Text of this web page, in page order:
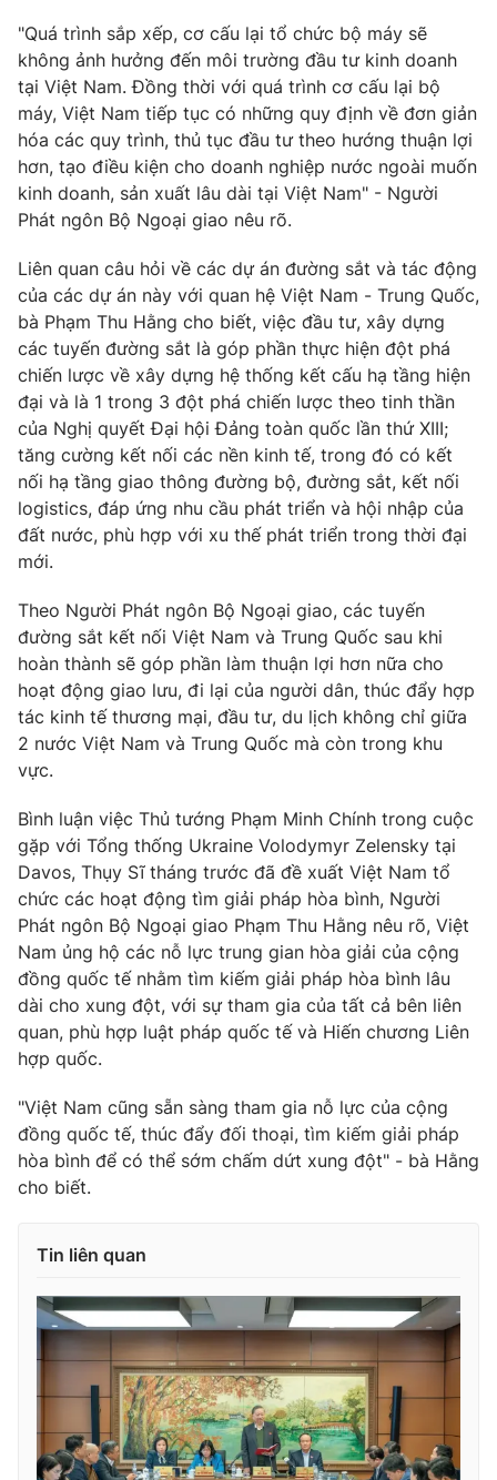
Thị trường
Tư vấn
Lịch phát sóng
Chuyên mục khác
Emagazine Podcast
Video Shorts video
VTV Money VTV Thể thao
VTV Sức khoẻ Bất động sản
Thị trường 24h Tấm lòng Việt
VTV4
VTV9 VTV8
Liên hệ tòa soạn English
THỜI BÁO VTV
Theo dõi báo trên
Cơ quan chủ quản:Đài Truyền hình Việt Nam
Cơ quan báo chí:Thời báo VTV
Giấy phép hoạt động báo in và báo điện tử số 483/GP-BTTTT
cấp ngày 29/12/2023
Vũ Thanh Thủy
Phó Tổng Biên tập:
Nguyễn Thị Mỹ Hạnh, Phạm Quốc Thắng,
Nguyễn Trọng Ninh
Tổng đài VTV:
Liên hệ quảng cáo:
"Quá trình sắp xếp, cơ cấu lại tổ chức bộ máy sẽ
không ảnh hưởng đến môi trường đầu tư kinh doanh
tại Việt Nam. Đồng thời với quá trình cơ cấu lại bộ
máy, Việt Nam tiếp tục có những quy định về đơn giản
hóa các quy trình, thủ tục đầu tư theo hướng thuận lợi
hơn, tạo điều kiện cho doanh nghiệp nước ngoài muốn
kinh doanh, sản xuất lâu dài tại Việt Nam" - Người
Phát ngôn Bộ Ngoại giao nêu rõ.
Liên quan câu hỏi về các dự án đường sắt và tác động
của các dự án này với quan hệ Việt Nam - Trung Quốc,
bà Phạm Thu Hằng cho biết, việc đầu tư, xây dựng
các tuyến đường sắt là góp phần thực hiện đột phá
chiến lược về xây dựng hệ thống kết cấu hạ tầng hiện
đại và là 1 trong 3 đột phá chiến lược theo tinh thần
của Nghị quyết Đại hội Đảng toàn quốc lần thứ XIII;
tăng cường kết nối các nền kinh tế, trong đó có kết
nối hạ tầng giao thông đường bộ, đường sắt, kết nối
logistics, đáp ứng nhu cầu phát triển và hội nhập của
đất nước, phù hợp với xu thế phát triển trong thời đại
mới.
Theo Người Phát ngôn Bộ Ngoại giao, các tuyến
đường sắt kết nối Việt Nam và Trung Quốc sau khi
hoàn thành sẽ góp phần làm thuận lợi hơn nữa cho
hoạt động giao lưu, đi lại của người dân, thúc đẩy hợp
tác kinh tế thương mại, đầu tư, du lịch không chỉ giữa
2 nước Việt Nam và Trung Quốc mà còn trong khu
vực.
Bình luận việc Thủ tướng Phạm Minh Chính trong cuộc
gặp với Tổng thống Ukraine Volodymyr Zelensky tại
Davos, Thụy Sĩ tháng trước đã đề xuất Việt Nam tổ
chức các hoạt động tìm giải pháp hòa bình, Người
Phát ngôn Bộ Ngoại giao Phạm Thu Hằng nêu rõ, Việt
Nam ủng hộ các nỗ lực trung gian hòa giải của cộng
đồng quốc tế nhằm tìm kiếm giải pháp hòa bình lâu
dài cho xung đột, với sự tham gia của tất cả bên liên
quan, phù hợp luật pháp quốc tế và Hiến chương Liên
hợp quốc.
"Việt Nam cũng sẵn sàng tham gia nỗ lực của cộng
đồng quốc tế, thúc đẩy đối thoại, tìm kiếm giải pháp
hòa bình để có thể sớm chấm dứt xung đột" - bà Hằng
cho biết.
Tin liên quan